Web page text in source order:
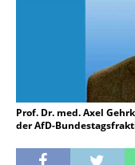
Prof. Dr. med. Axel
der AfD-